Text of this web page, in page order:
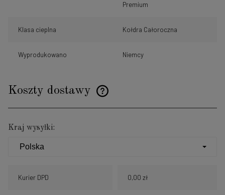
Premium
Klasa cieplna Kołdra Całoroczna
Wyprodukowano Niemcy
Koszty dostawy
Cena nie zawiera ewentualnych kosztów płatności
Kraj wysyłki:
Kurier DPD 0,00 zł